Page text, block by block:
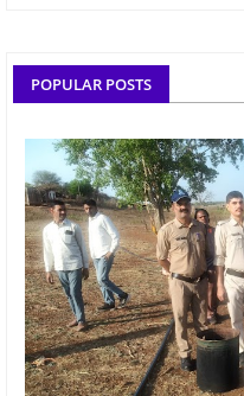
POPULAR POSTS